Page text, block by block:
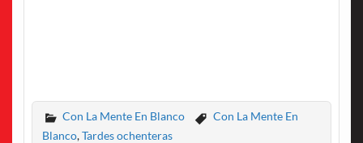
Con La Mente En Blanco
Con La Mente En
Blanco,Tardes ochenteras